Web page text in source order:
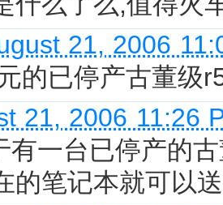
21, 2006
的已停产古董级
21, 2006 11:26
有一台已停产的
的笔记本就可以